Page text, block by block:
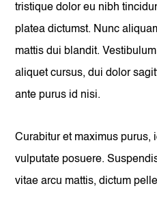
tristique dolor eu nibh
platea dictumst. Nunc
mattis dui blandit.
aliquet cursus, dui dolor
ante purus id nisi.
Curabitur et maximus purus,
vulputate posuere.
vitae arcu mattis, dictum